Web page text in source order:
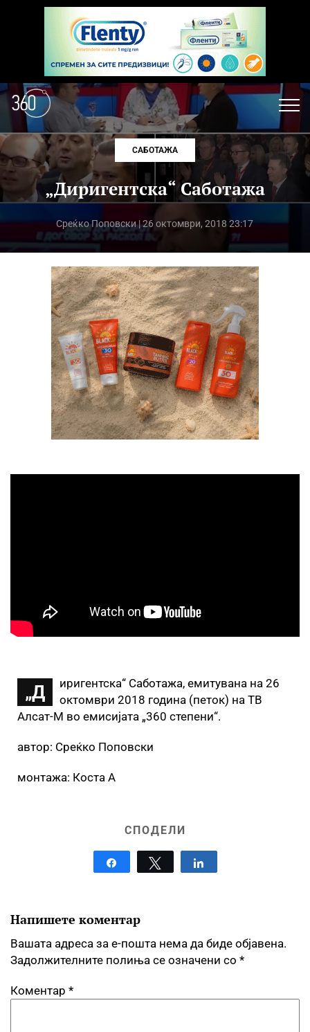
САБОТАЖА
„Диригентска“ Саботажа
Среќко Поповски| 26 октомври, 2018 23:17
„Д
иригентска“ Саботажа, емитувана на 26
октомври 2018 година (петок) на ТВ
Алсат-М во емисијата „360 степени“.
автор: Среќко Поповски
монтажа: Коста А
СПОДЕЛИ
Tweet
Напишете коментар
Вашата адреса за е-пошта нема да биде објавена.
Задолжителните полиња се означени со *
Коментар *